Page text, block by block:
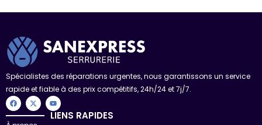
Spécialistes des réparations urgentes, nous garantissons un service
rapide et fiable à des prix compétitifs, 24h/24 et 7j/7.
F
a
c
X
-
t
Y
o
u
t
LIENS RAPIDES